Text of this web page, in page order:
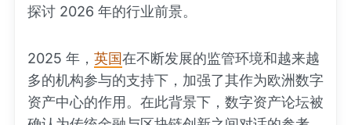
探讨 2026 年的行业前景。
2025 年， 英国在不断发展的监管环境和越来越
多的机构参与的支持下，加强了其作为欧洲数字
资产中心的作用。在此背景下，数字资产论坛被